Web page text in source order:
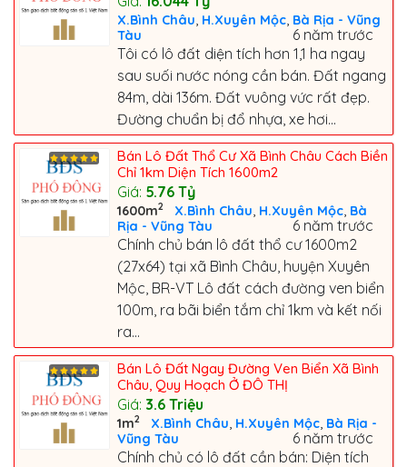
X.Bình Châu H.Xuyên Mộc Bà Rịa - Vũng
Tàu
6 năm trước
Tôi có lô đất diện tích hơn 1,1 ha ngay
sau suối nước nóng cần bán. Đất ngang
84m, dài 136m. Đất vuông vức rất đẹp.
Đường chuẩn bị đổ nhựa, xe hơi...
Bán Lô Đất Thổ Cư Xã Bình Châu Cách Biền
Chỉ 1km Diện Tích 1600m2
Giá: 5.76 Tỷ
1600m2 X.Bình Châu H.Xuyên Mộc Bà
Rịa - Vũng Tàu
6 năm trước
Chính chủ bán lô đất thổ cư 1600m2
(27x64) tại xã Bình Châu, huyện Xuyên
Mộc, BR-VT Lô đất cách đường ven biển
100m, ra bãi biển tắm chỉ 1km và kết nối
ra...
Bán Lô Đất Ngay Đường Ven Biển Xã Bình
Châu, Quy Hoạch Ở ĐÔ THỊ
Giá: 3.6 Triệu
1m2 X.Bình Châu H.Xuyên Mộc Bà Rịa -
Vũng Tàu
6 năm trước
Chính chủ có lô đất cần bán: Diện tích